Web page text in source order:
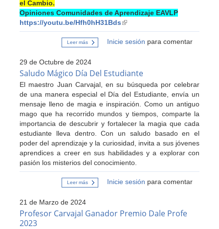
el Cambio.
Opiniones Comunidades de Aprendizaje EAVLP
https://youtu.be/Hfh0hH31Bds(link
is
external)
Leer más sobre
“Tertulias
para
el
Cambio”
en
Escuela
Artística
Villa
Las
Peñas
Inicie sesión para comentar
29 de Octubre de 2024
Saludo Mágico Día Del Estudiante
El maestro Juan Carvajal, en su búsqueda por celebrar
de una manera especial el Día del Estudiante, envía un
mensaje lleno de magia e inspiración. Como un antiguo
mago que ha recorrido mundos y tiempos, comparte la
importancia de descubrir y fortalecer la magia que cada
estudiante lleva dentro. Con un saludo basado en el
poder del aprendizaje y la curiosidad, invita a sus jóvenes
aprendices a creer en sus habilidades y a explorar con
pasión los misterios del conocimiento.
Leer más sobre
Saludo
Del
Estudiante
Inicie sesión para comentar
21 de Marzo de 2024
Profesor Carvajal Ganador Premio Dale Profe
2023